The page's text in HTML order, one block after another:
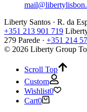
Liberty Santos · R. da
+351 213 901 719
279 Parede · +351 214
© 2026 Liberty Group
Scroll Top
Custom
Wishlist0
Cart0